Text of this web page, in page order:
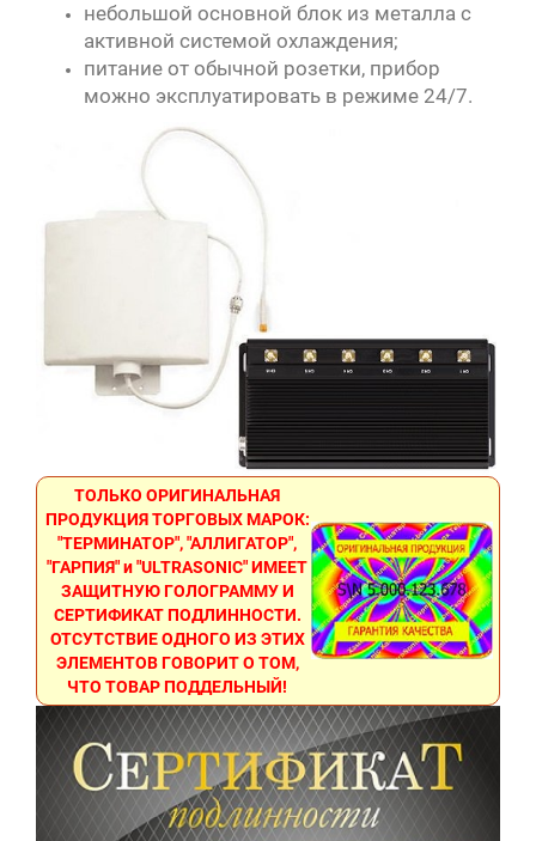
небольшой основной блок из металла с
активной системой охлаждения;
питание от обычной розетки, прибор
можно эксплуатировать в режиме 24/7.
ТОЛЬКО ОРИГИНАЛЬНАЯ
ПРОДУКЦИЯ ТОРГОВЫХ МАРОК:
"ТЕРМИНАТОР", "АЛЛИГАТОР",
"ГАРПИЯ" и "ULTRASONIC" ИМЕЕТ
ЗАЩИТНУЮ ГОЛОГРАММУ И
СЕРТИФИКАТ ПОДЛИННОСТИ.
ОТСУТСТВИЕ ОДНОГО ИЗ ЭТИХ
ЭЛЕМЕНТОВ ГОВОРИТ О ТОМ,
ЧТО ТОВАР ПОДДЕЛЬНЫЙ!